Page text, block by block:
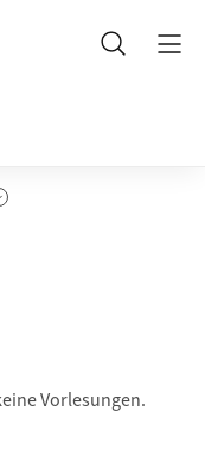
Suche
Vorlesungen.